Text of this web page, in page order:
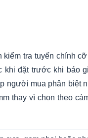
kiểm tra tuyến chính
khi đặt trước khi báo
người mua phân biệt
thay vì chọn theo